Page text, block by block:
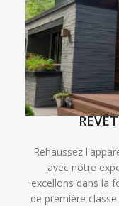
Rehaussez
avec notre
excellons dans la
de première